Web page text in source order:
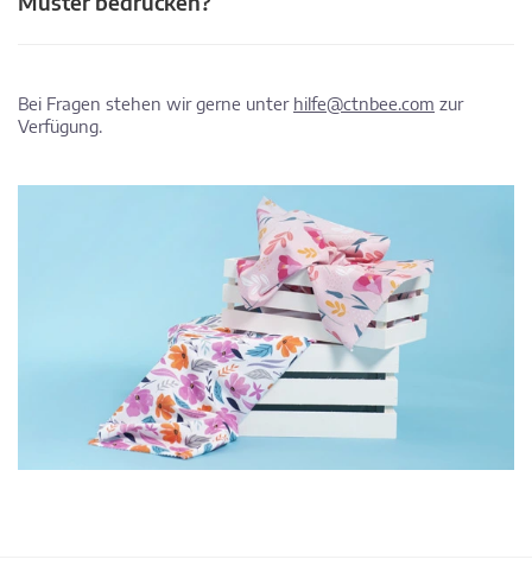
Bei Fragen stehen wir gerne unter hilfe@ctnbee.com zur
Verfügung.